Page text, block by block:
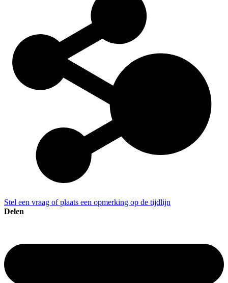
Stel een vraag of plaats een opmerking op de tijdlijn
Delen